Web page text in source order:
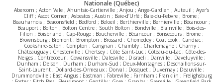
Nationale (Québec)
Abercorn ; Acton Vale ; Ahuntsic-Cartierville ; Anjou ; Ange-Gardien ; Auteuil ; Ayer’s
Cliff ; Ascot Corner ; Asbestos ; Austin ; Baie-d’Urfé ; Baie-du-Febvre ; Brome ;
Beauharnois ; Beaconsfield ; Bedford ; Beloeil ; Berthierville ; Bernierville ; Bécancour ;
Beauport ; Bolton ; Bolton Centre ; South Bolton ; Bondville ; Blainville ; Bois-des-
Filion ; Boisbriand ; Cap-Rouge ; Boucherville ; Bécancour ; Bonsecours ; Brome ;
Brownsburg ; Bromont ; Brompton ; Brossard ; Chomedey ; Coaticook ; Candiac ;
Cookshire-Eaton ; Compton ; Carignan ; Chambly ; Charlemagne ; Charny ;
Châteauguay ; Chesterville ; Chertsey ; Côte Saint-Luc ; Côteau-du-Lac ; Côte-des-
Neiges ; Contrecoeur ; Cowansville ; Dalesville ; Disraeli ; Danville ; Daveluyville ;
Dunham ; Delson ; Durham ; Durham-Sud ; Deux-Montagnes ; Deschaillons-sur-
Saint-Laurent ; Dollard-des-Ormeaux ; Dorval ; Dosquet ; Duvernay ; Deauville ;
Drummondville ; East Angus ; Eastman ; Fabreville ; Farnham ; Franklin ; Frelighsburg